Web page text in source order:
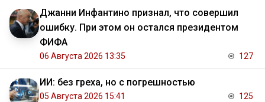
Джанни Инфантино признал, что совершил
ошибку. При этом он остался президентом
ФИФА
06 Августа 2026 13:35 127
ИИ: без греха, но с погрешностью
05 Августа 2026 15:41 125